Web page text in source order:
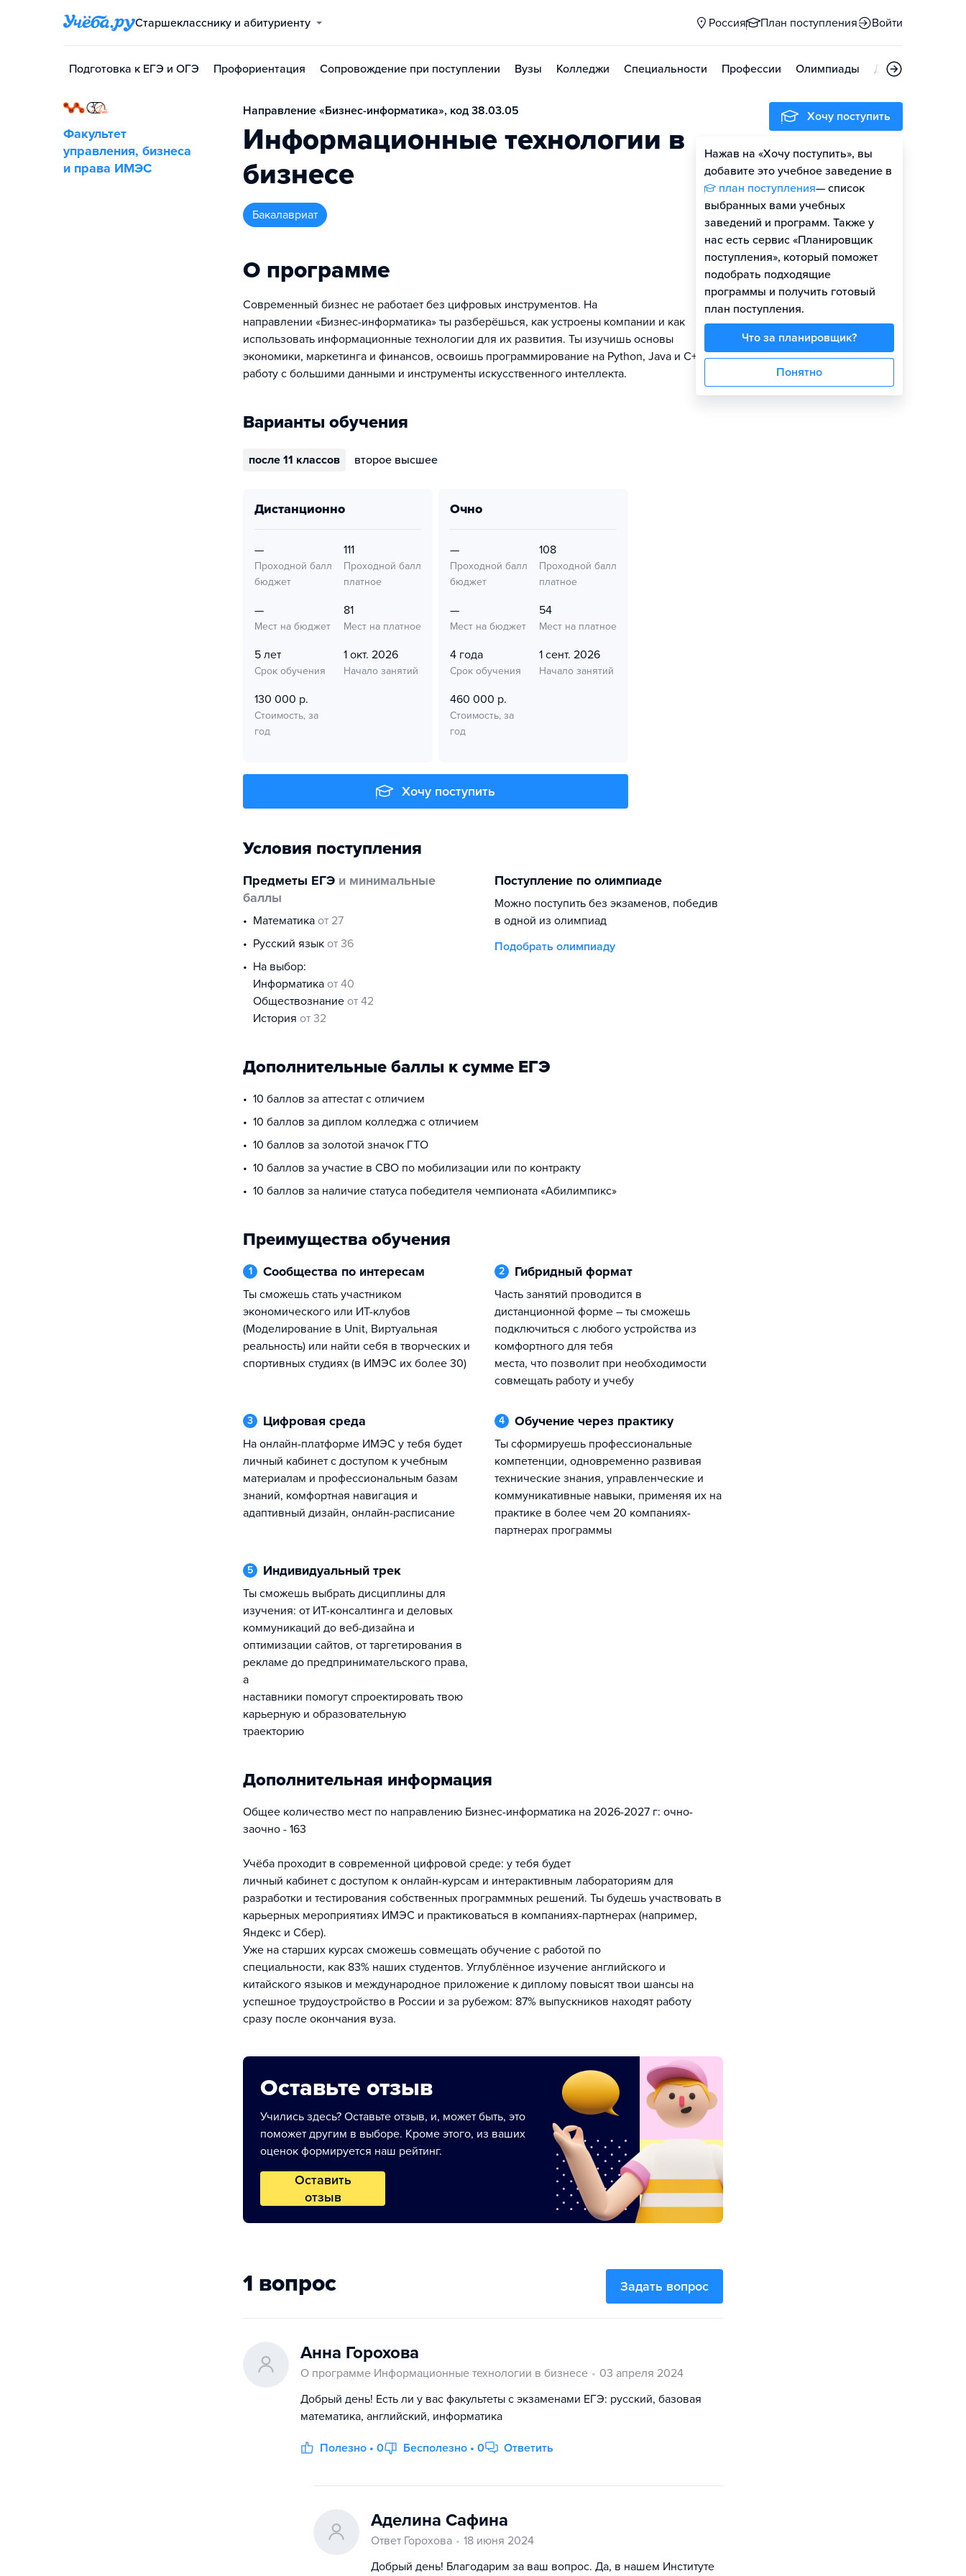
Старшекласснику и абитуриенту Россия План поступления Войти
Подготовка к ЕГЭ и ОГЭ Профориентация Сопровождение при поступлении Вузы Колледжи Специальности Профессии Олимпиады Дни открытых
Факультет
управления, бизнеса
и права ИМЭС
Направление «Бизнес-информатика», код 38.03.05
Информационные технологии в
бизнесе
бакалавриат
О программе
Современный бизнес не работает без цифровых инструментов. На
направлении «Бизнес-информатика» ты разберёшься, как устроены компании и как
использовать информационные технологии для их развития. Ты изучишь основы
экономики, маркетинга и финансов, освоишь программирование на Python, Java и C++,
работу с большими данными и инструменты искусственного интеллекта.
Варианты обучения
после 11 классов второе высшее
дистанционно
—
Проходной балл
бюджет
111
Проходной балл
платное
—
Мест на бюджет
81
Мест на платное
5 лет
Срок обучения
1 окт. 2026
Начало занятий
130 000 р.
Стоимость, за
год
очно
—
Проходной балл
бюджет
108
Проходной балл
платное
—
Мест на бюджет
54
Мест на платное
4 года
Срок обучения
1 сент. 2026
Начало занятий
460 000 р.
Стоимость, за
год
Хочу поступить
Условия поступления
Предметы ЕГЭ и минимальные
баллы
математика от 27
русский язык от 36
На выбор:
информатика от 40
обществознание от 42
история от 32
Поступление по олимпиаде
Можно поступить без экзаменов, победив
в одной из олимпиад
Подобрать олимпиаду
Дополнительные баллы к сумме ЕГЭ
10 баллов за аттестат с отличием
10 баллов за диплом колледжа с отличием
10 баллов за золотой значок ГТО
10 баллов за участие в СВО по мобилизации или по контракту
10 баллов за наличие статуса победителя чемпионата «Абилимпикс»
Преимущества обучения
1 Сообщества по интересам
ты сможешь стать участником
экономического или ИТ-клубов
(Моделирование в Unit, Виртуальная
реальность) или найти себя в творческих и
спортивных студиях (в ИМЭС их более 30)
2 Гибридный формат
часть занятий проводится в
дистанционной форме – ты сможешь
подключиться с любого устройства из
комфортного для тебя
места, что позволит при необходимости
совмещать работу и учебу
3 Цифровая среда
на онлайн-платформе ИМЭС у тебя будет
личный кабинет с доступом к учебным
материалам и профессиональным базам
знаний, комфортная навигация и
адаптивный дизайн, онлайн-расписание
4 Обучение через практику
ты сформируешь профессиональные
компетенции, одновременно развивая
технические знания, управленческие и
коммуникативные навыки, применяя их на
практике в более чем 20 компаниях-
партнерах программы
5 Индивидуальный трек
ты сможешь выбрать дисциплины для
изучения: от ИТ-консалтинга и деловых
коммуникаций до веб-дизайна и
оптимизации сайтов, от таргетирования в
рекламе до предпринимательского права,
а
наставники помогут спроектировать твою
карьерную и образовательную
траекторию
Дополнительная информация
Общее количество мест по направлению Бизнес-информатика на 2026-2027 г: очно-
заочно - 163
Учёба проходит в современной цифровой среде: у тебя будет
личный кабинет с доступом к онлайн-курсам и интерактивным лабораториям для
разработки и тестирования собственных программных решений. Ты будешь участвовать в
карьерных мероприятиях ИМЭС и практиковаться в компаниях-партнерах (например,
Яндекс и Сбер).
Уже на старших курсах сможешь совмещать обучение с работой по
специальности, как 83% наших студентов. Углублённое изучение английского и
китайского языков и международное приложение к диплому повысят твои шансы на
успешное трудоустройство в России и за рубежом: 87% выпускников находят работу
сразу после окончания вуза.
Оставьте отзыв
Учились здесь? Оставьте отзыв, и, может быть, это
поможет другим в выборе. Кроме этого, из ваших
оценок формируется наш рейтинг.
Оставить
отзыв
1 вопрос Задать вопрос
Анна Горохова
О программе Информационные технологии в бизнесе
03 апреля 2024
Добрый день! Есть ли у вас факультеты с экзаменами ЕГЭ: русский, базовая
математика, английский, информатика
Полезно • 0 Бесполезно • 0 Ответить
Аделина Сафина
Ответ Горохова
18 июня 2024
Добрый день! Благодарим за ваш вопрос. Да, в нашем Институте
Хочу поступить
Нажав на «Хочу поступить», вы
добавите это учебное заведение в
план поступления— список
выбранных вами учебных
заведений и программ. Также у
нас есть сервис «Планировщик
поступления», который поможет
подобрать подходящие
программы и получить готовый
план поступления.
Что за планировщик?
Понятно